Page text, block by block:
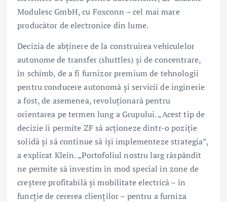
Modulesc GmbH, cu Foxconn – cel mai mare
producător de electronice din lume.
Decizia de abținere de la construirea vehiculelor
autonome de transfer (shuttles) și de concentrare,
în schimb, de a fi furnizor premium de tehnologii
pentru conducere autonomă și servicii de inginerie
a fost, de asemenea, revoluționară pentru
orientarea pe termen lung a Grupului. „Acest tip de
decizie îi permite ZF să acționeze dintr-o poziție
solidă și să continue să își implementeze strategia”,
a explicat Klein. „Portofoliul nostru larg răspândit
ne permite să investim în mod special în zone de
creștere profitabilă și mobilitate electrică – în
funcție de cererea clienților – pentru a furniza